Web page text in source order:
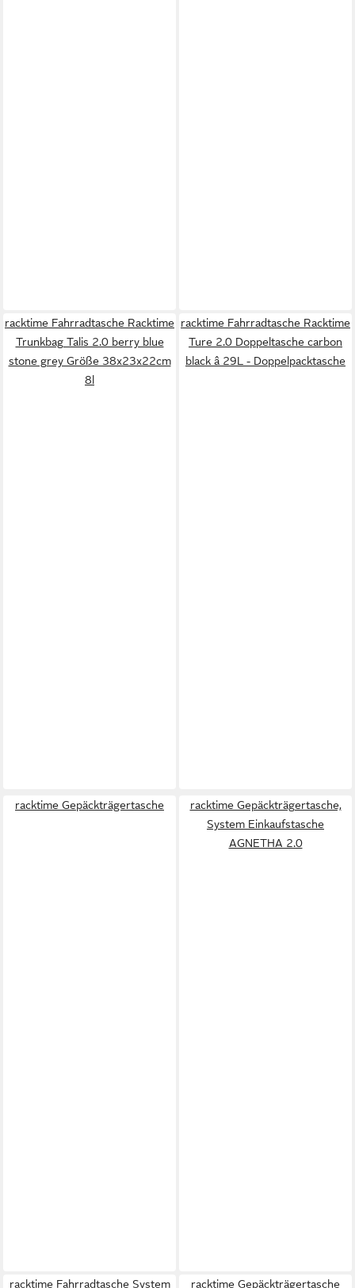
racktime Fahrradtasche Racktime
Trunkbag Talis 2.0 berry blue
stone grey Größe 38x23x22cm
8l
racktime Fahrradtasche Racktime
Ture 2.0 Doppeltasche carbon
black â 29L - Doppelpacktasche
racktime Gepäckträgertasche
racktime Gepäckträgertasche,
System Einkaufstasche
AGNETHA 2.0
racktime Fahrradtasche System
racktime Gepäckträgertasche